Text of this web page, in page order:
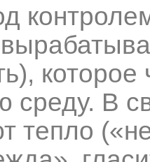
среду. В
тепло